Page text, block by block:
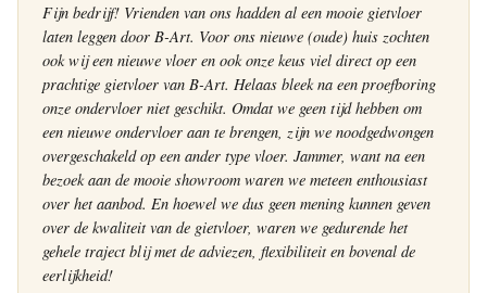
Fijn bedrijf! Vrienden van ons hadden al een mooie gietvloer
laten leggen door B-Art. Voor ons nieuwe (oude) huis zochten
ook wij een nieuwe vloer en ook onze keus viel direct op een
prachtige gietvloer van B-Art. Helaas bleek na een proefboring
onze ondervloer niet geschikt. Omdat we geen tijd hebben om
een nieuwe ondervloer aan te brengen, zijn we noodgedwongen
overgeschakeld op een ander type vloer. Jammer, want na een
bezoek aan de mooie showroom waren we meteen enthousiast
over het aanbod. En hoewel we dus geen mening kunnen geven
over de kwaliteit van de gietvloer, waren we gedurende het
gehele traject blij met de adviezen, flexibiliteit en bovenal de
eerlijkheid!